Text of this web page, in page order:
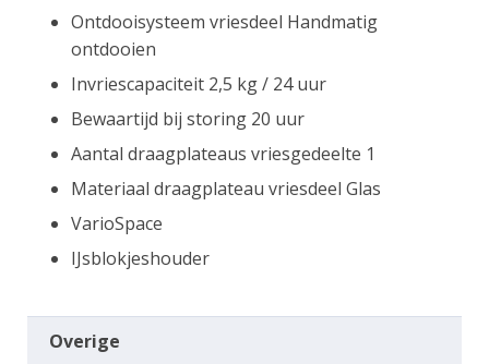
Ontdooisysteem vriesdeel Handmatig
ontdooien
Invriescapaciteit 2,5 kg / 24 uur
Bewaartijd bij storing 20 uur
Aantal draagplateaus vriesgedeelte 1
Materiaal draagplateau vriesdeel Glas
VarioSpace
IJsblokjeshouder
Overige